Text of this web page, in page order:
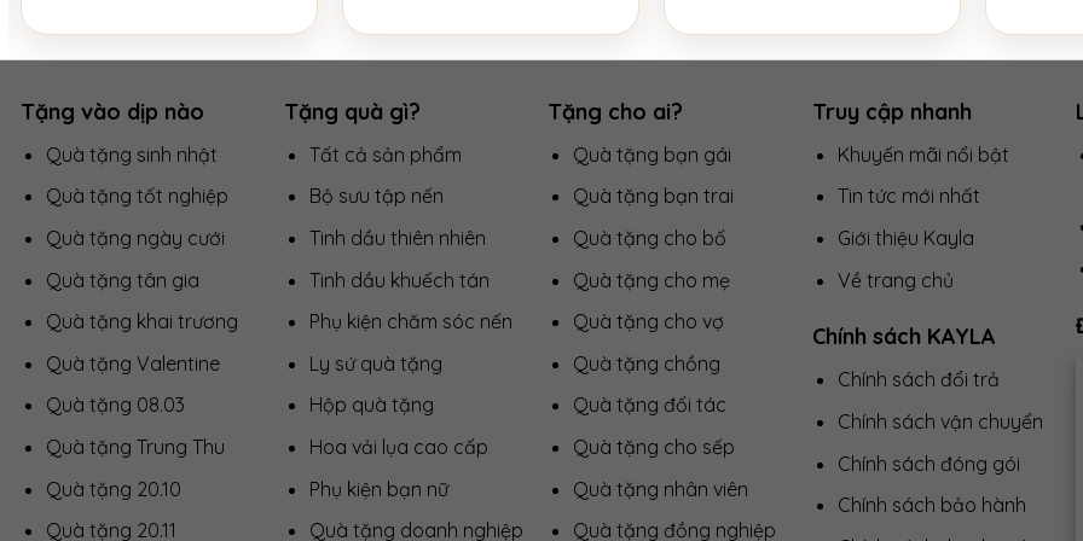
Tặng vào dịp nào
Quà tặng sinh nhật
Quà tặng tốt nghiệp
Quà tặng ngày cưới
Quà tặng tân gia
Quà tặng khai trương
Quà tặng Valentine
Quà tặng 08.03
Quà tặng Trung Thu
Quà tặng 20.10
Quà tặng 20.11
Tặng quà gì?
Tất cả sản phẩm
Bộ sưu tập nến
Tinh dầu thiên nhiên
Tinh dầu khuếch tán
Phụ kiện chăm sóc nến
Ly sứ quà tặng
Hộp quà tặng
Hoa vải lụa cao cấp
Phụ kiện bạn nữ
Quà tặng doanh nghiệp
Tặng cho ai?
Quà tặng bạn gái
Quà tặng bạn trai
Quà tặng cho bố
Quà tặng cho mẹ
Quà tặng cho vợ
Quà tặng chồng
Quà tặng đối tác
Quà tặng cho sếp
Quà tặng nhân viên
Quà tặng đồng nghiệp
Truy cập nhanh
Khuyến mãi nổi bật
Tin tức mới nhất
Giới thiệu Kayla
Về trang chủ
Chính sách KAYLA
Chính sách đổi trả
Chính sách vận chuyển
Chính sách đóng gói
Chính sách bảo hành